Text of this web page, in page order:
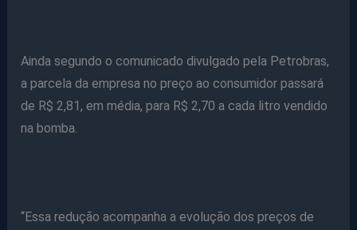
Ainda segundo o comunicado divulgado pela Petrobras,
a parcela da empresa no preço ao consumidor passará
de R$ 2,81, em média, para R$ 2,70 a cada litro vendido
na bomba.
“Essa redução acompanha a evolução dos preços de